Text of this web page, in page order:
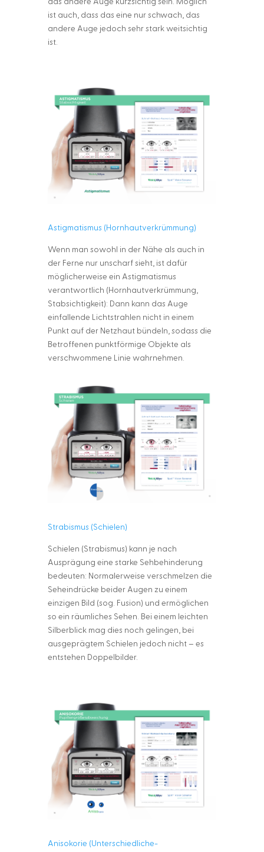
das andere Auge kurzsichtig sein. Möglich
ist auch, dass das eine nur schwach, das
andere Auge jedoch sehr stark weitsichtig
ist.
Astigmatismus (Hornhautverkrümmung)
Wenn man sowohl in der Nähe als auch in
der Ferne nur unscharf sieht, ist dafür
möglicherweise ein Astigmatismus
verantwortlich (Hornhautverkrümmung,
Stabsichtigkeit): Dann kann das Auge
einfallende Lichtstrahlen nicht in einem
Punkt auf der Netzhaut bündeln, sodass die
Betroffenen punktförmige Objekte als
verschwommene Linie wahrnehmen.
Strabismus (Schielen)
Schielen (Strabismus) kann je nach
Ausprägung eine starke Sehbehinderung
bedeuten: Normalerweise verschmelzen die
Seheindrücke beider Augen zu einem
einzigen Bild (sog. Fusion) und ermöglichen
so ein räumliches Sehen. Bei einem leichten
Silberblick mag dies noch gelingen, bei
ausgeprägtem Schielen jedoch nicht – es
entstehen Doppelbilder.
Anisokorie (Unterschiedliche-